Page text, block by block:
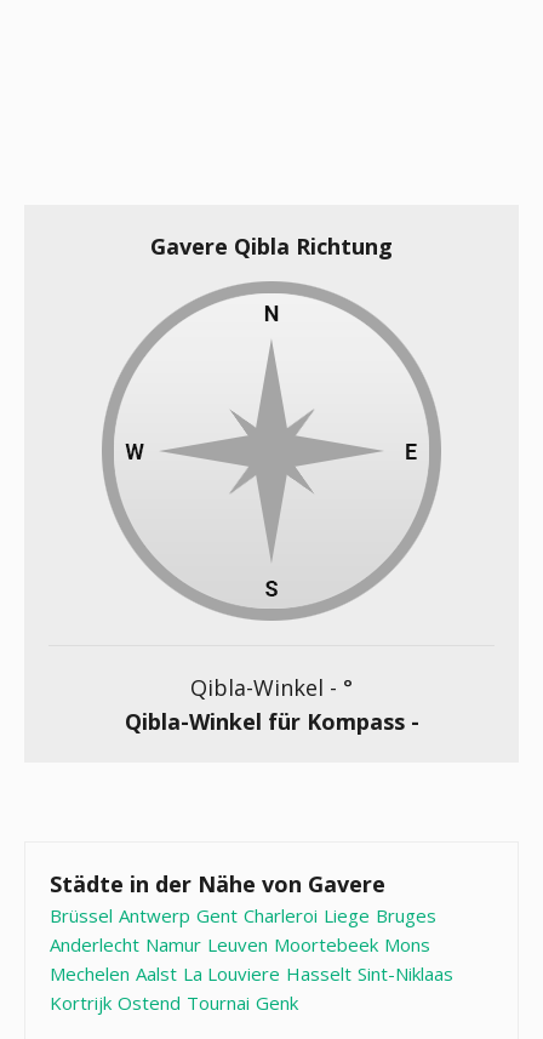
Gavere Qibla Richtung
Qibla-Winkel - °
Qibla-Winkel für Kompass -
Städte in der Nähe von Gavere
Brüssel Antwerp Gent Charleroi Liege Bruges
Anderlecht Namur Leuven Moortebeek Mons
Mechelen Aalst La Louviere Hasselt Sint-Niklaas
Kortrijk Ostend Tournai Genk